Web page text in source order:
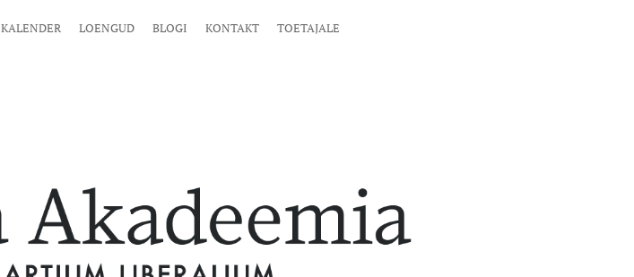
KALENDER LOENGUD BLOGI KONTAKT TOETAJALE